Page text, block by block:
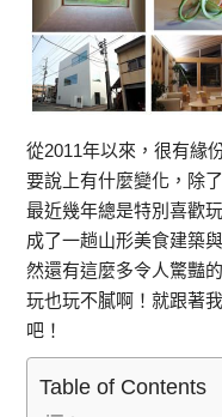
從2011年以來，很有緣
要說上有什麼變化，除
最近幾年總是特別喜歡
成了一趟山形美食建築
然還有這麼多令人驚豔
玩也玩不膩啊！就跟著
吧！
Table of Contents